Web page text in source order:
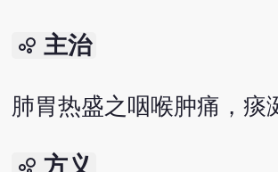
bubble_chart 主治
肺胃热盛之咽喉肿痛，痰
bubble_chart 方义